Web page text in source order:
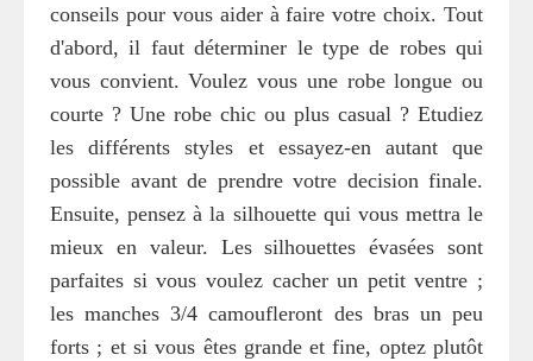
conseils pour vous aider à faire votre choix. Tout
d'abord, il faut déterminer le type de robes qui
vous convient. Voulez vous une robe longue ou
courte ? Une robe chic ou plus casual ? Etudiez
les différents styles et essayez-en autant que
possible avant de prendre votre decision finale.
Ensuite, pensez à la silhouette qui vous mettra le
mieux en valeur. Les silhouettes évasées sont
parfaites si vous voulez cacher un petit ventre ;
les manches 3/4 camoufleront des bras un peu
forts ; et si vous êtes grande et fine, optez plutôt